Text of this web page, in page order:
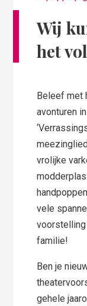
Wij
het
Beleef met
avonturen
vrolijke
vele
familie!
Ben je
gehele